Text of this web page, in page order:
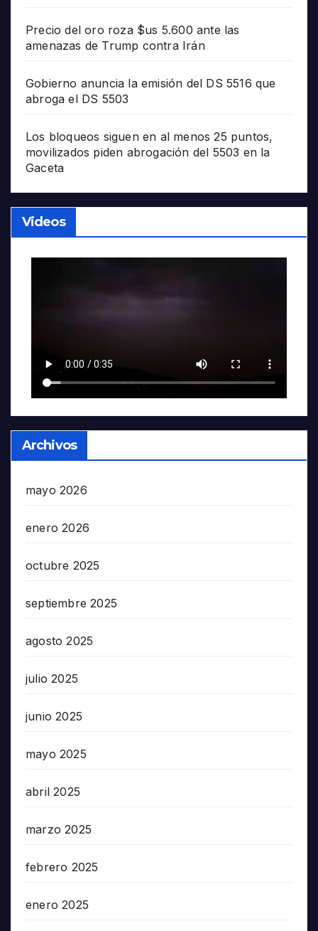
Precio del oro roza $us 5.600 ante las
amenazas de Trump contra Irán
Gobierno anuncia la emisión del DS 5516 que
abroga el DS 5503
Los bloqueos siguen en al menos 25 puntos,
movilizados piden abrogación del 5503 en la
Gaceta
Videos
Archivos
mayo 2026
enero 2026
octubre 2025
septiembre 2025
agosto 2025
julio 2025
junio 2025
mayo 2025
abril 2025
marzo 2025
febrero 2025
enero 2025